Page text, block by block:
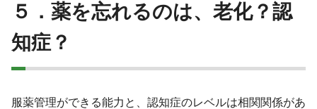
５．薬を忘れるのは、老化？認
知症？
服薬管理ができる能力と、認知症のレベルは相関関係があ